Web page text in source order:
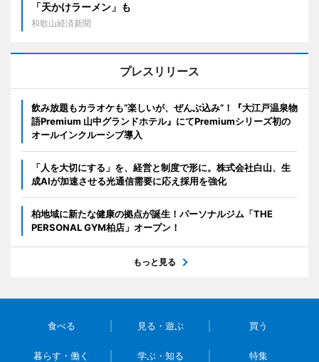
「天かけラーメン」も
和歌山経済新聞
プレスリリース
飲み放題もカラオケも“楽しいが、ぜんぶ込み”！『大江戸温泉物
語Premium 山中グランドホテル』にてPremiumシリーズ初の
オールインクルーシブ導入
「人を大切にする」を、経営と制度で形に。株式会社白山、生
成AIが加速させる光通信需要に応え採用を強化
柏地域に新たな健康の拠点が誕生！パーソナルジム「THE
PERSONAL GYM柏店」オープン！
もっと見る
食べる 見る・遊ぶ 買う
暮らす・働く 学ぶ・知る 特集